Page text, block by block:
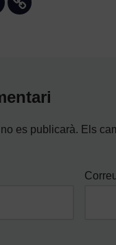
es publicarà. Els